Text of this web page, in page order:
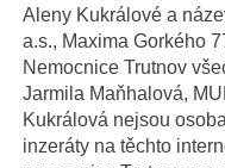
Aleny Kukrálové a
a.s., Maxima Gorkého
Nemocnice Trutnov
Jarmila Maňhalová,
Kukrálová nejsou
inzeráty na těchto